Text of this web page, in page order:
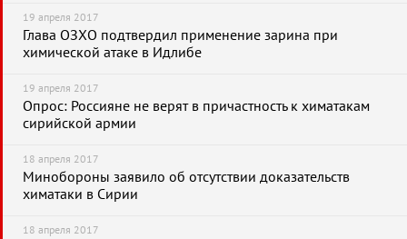
19 апреля 2017
Глава ОЗХО подтвердил применение зарина при
химической атаке в Идлибе
19 апреля 2017
Опрос: Россияне не верят в причастность к химатакам
сирийской армии
18 апреля 2017
Минобороны заявило об отсутствии доказательств
химатаки в Сирии
18 апреля 2017